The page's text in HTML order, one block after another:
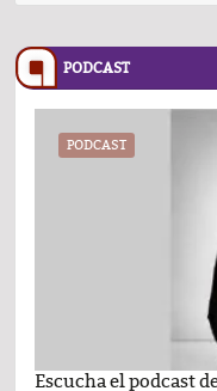
PODCAST
PODCAST
Escucha el podcast